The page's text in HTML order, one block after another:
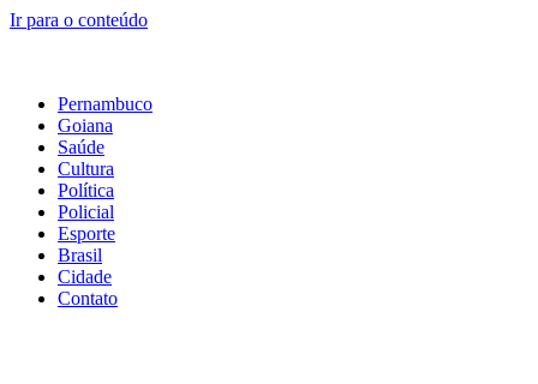
Ir para o conteúdo
Pernambuco
Goiana
Saúde
Cultura
Política
Policial
Esporte
Brasil
Cidade
Contato